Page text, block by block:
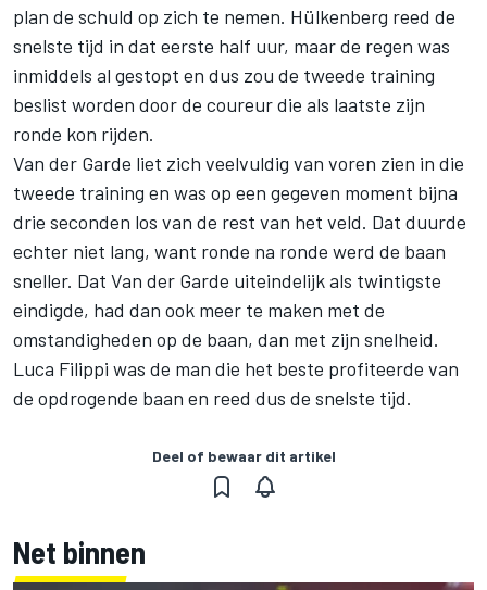
plan de schuld op zich te nemen. Hülkenberg reed de
snelste tijd in dat eerste half uur, maar de regen was
inmiddels al gestopt en dus zou de tweede training
beslist worden door de coureur die als laatste zijn
ronde kon rijden.
Van der Garde liet zich veelvuldig van voren zien in die
tweede training en was op een gegeven moment bijna
drie seconden los van de rest van het veld. Dat duurde
echter niet lang, want ronde na ronde werd de baan
sneller. Dat Van der Garde uiteindelijk als twintigste
eindigde, had dan ook meer te maken met de
omstandigheden op de baan, dan met zijn snelheid.
Luca Filippi was de man die het beste profiteerde van
de opdrogende baan en reed dus de snelste tijd.
Deel of bewaar dit artikel
Net binnen